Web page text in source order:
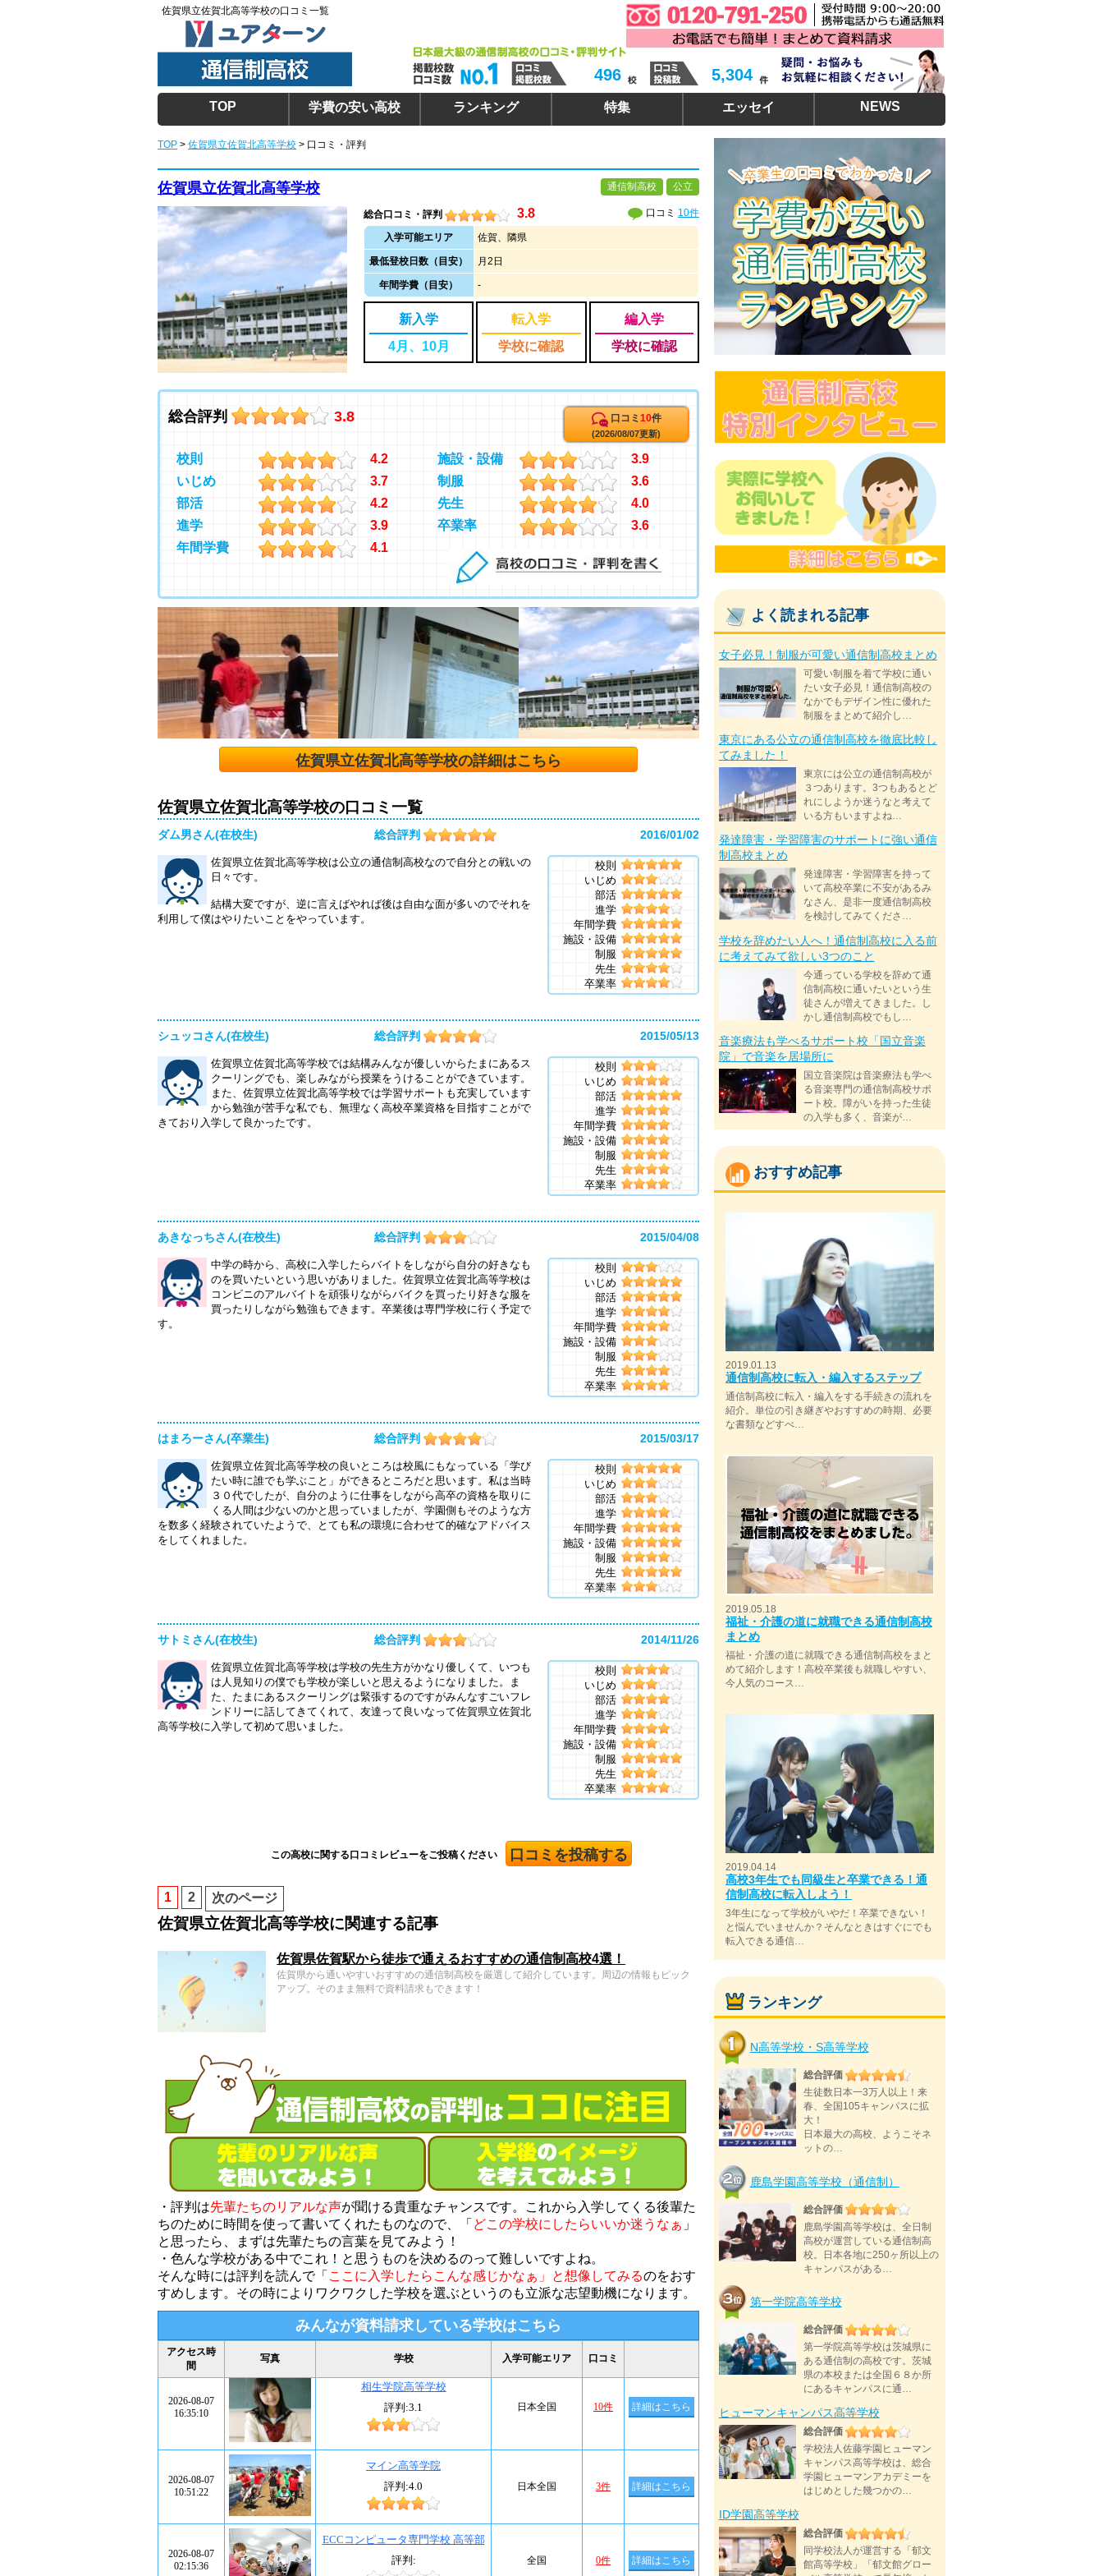
佐賀県立佐賀北高等学校の口コミ一覧
5,304
496
TOP 学費の安い高校 ランキング 特集 エッセイ NEWS
TOP > 佐賀県立佐賀北高等学校 > 口コミ・評判
佐賀県立佐賀北高等学校 通信制高校 公立
総合口コミ・評判 3.8 口コミ 10件
入学可能エリア 佐賀、隣県
最低登校日数（目安） 月2日
年間学費（目安） -
新入学
4月、10月
転入学
学校に確認
編入学
学校に確認
総合評判 3.8 口コミ 10件
(2026/08/07更新)
校則
4.2
いじめ
3.7
部活
4.2
進学
3.9
年間学費
4.1
施設・設備
3.9
制服
3.6
先生
4.0
卒業率
3.6
佐賀県立佐賀北高等学校の詳細はこちら
佐賀県立佐賀北高等学校の口コミ一覧
ダム男さん(在校生) 総合評判 2016/01/02
佐賀県立佐賀北高等学校は公立の通信制高校なので自分との戦いの
日々です。
結構大変ですが、逆に言えばやれば後は自由な面が多いのでそれを
利用して僕はやりたいことをやっています。
校則
いじめ
部活
進学
年間学費
施設・設備
制服
先生
卒業率
シュッコさん(在校生) 総合評判 2015/05/13
佐賀県立佐賀北高等学校では結構みんなが優しいからたまにあるス
クーリングでも、楽しみながら授業をうけることができています。
また、佐賀県立佐賀北高等学校では学習サポートも充実しています
から勉強が苦手な私でも、無理なく高校卒業資格を目指すことがで
きており入学して良かったです。
校則
いじめ
部活
進学
年間学費
施設・設備
制服
先生
卒業率
あきなっちさん(在校生) 総合評判 2015/04/08
中学の時から、高校に入学したらバイトをしながら自分の好きなも
のを買いたいという思いがありました。佐賀県立佐賀北高等学校は
コンビニのアルバイトを頑張りながらバイクを買ったり好きな服を
買ったりしながら勉強もできます。卒業後は専門学校に行く予定で
す。
校則
いじめ
部活
進学
年間学費
施設・設備
制服
先生
卒業率
はまろーさん(卒業生) 総合評判 2015/03/17
佐賀県立佐賀北高等学校の良いところは校風にもなっている「学び
たい時に誰でも学ぶこと」ができるところだと思います。私は当時
３０代でしたが、自分のように仕事をしながら高卒の資格を取りに
くる人間は少ないのかと思っていましたが、学園側もそのような方
を数多く経験されていたようで、とても私の環境に合わせて的確なアドバイス
をしてくれました。
校則
いじめ
部活
進学
年間学費
施設・設備
制服
先生
卒業率
サトミさん(在校生) 総合評判 2014/11/26
佐賀県立佐賀北高等学校は学校の先生方がかなり優しくて、いつも
は人見知りの僕でも学校が楽しいと思えるようになりました。ま
た、たまにあるスクーリングは緊張するのですがみんなすごいフレ
ンドリーに話してきてくれて、友達って良いなって佐賀県立佐賀北
高等学校に入学して初めて思いました。
校則
いじめ
部活
進学
年間学費
施設・設備
制服
先生
卒業率
この高校に関する口コミレビューをご投稿ください 口コミを投稿する
1 2 次のページ
佐賀県立佐賀北高等学校に関連する記事
佐賀県佐賀駅から徒歩で通えるおすすめの通信制高校4選！
佐賀県から通いやすいおすすめの通信制高校を厳選して紹介しています。周辺の情報もピック
アップ。そのまま無料で資料請求もできます！
・評判は先輩たちのリアルな声が聞ける貴重なチャンスです。これから入学してくる後輩た
ちのために時間を使って書いてくれたものなので、「 どこの学校にしたらいいか迷うなぁ 」
と思ったら、まずは先輩たちの言葉を見てみよう！
・色んな学校がある中でこれ！と思うものを決めるのって難しいですよね。
そんな時には評判を読んで「 ここに入学したらこんな感じかなぁ」と想像してみるのをおす
すめします。その時によりワクワクした学校を選ぶというのも立派な志望動機になります。
みんなが資料請求している学校はこちら
よく読まれる記事
女子必見！制服が可愛い通信制高校まとめ
可愛い制服を着て学校に通い
たい女子必見！通信制高校の
なかでもデザイン性に優れた
制服をまとめて紹介し…
東京にある公立の通信制高校を徹底比較し
てみました！
東京には公立の通信制高校が
３つあります。3つもあるとど
れにしようか迷うなと考えて
いる方もいますよね…
発達障害・学習障害のサポートに強い通信
制高校まとめ
発達障害・学習障害を持って
いて高校卒業に不安があるみ
なさん、是非一度通信制高校
を検討してみてくださ…
学校を辞めたい人へ！通信制高校に入る前
に考えてみて欲しい3つのこと
今通っている学校を辞めて通
信制高校に通いたいという生
徒さんが増えてきました。し
かし通信制高校でもし…
音楽療法も学べるサポート校「国立音楽
院」で音楽を居場所に
国立音楽院は音楽療法も学べ
る音楽専門の通信制高校サポ
ート校。障がいを持った生徒
の入学も多く、音楽が…
おすすめ記事
2019.01.13
通信制高校に転入・編入するステップ
通信制高校に転入・編入をする手続きの流れを
紹介。単位の引き継ぎやおすすめの時期、必要
な書類などすべ…
2019.05.18
福祉・介護の道に就職できる通信制高校
まとめ
福祉・介護の道に就職できる通信制高校をまと
めて紹介します！高校卒業後も就職しやすい、
今人気のコース…
2019.04.14
高校3年生でも同級生と卒業できる！通
信制高校に転入しよう！
3年生になって学校がいやだ！卒業できない！
と悩んでいませんか？そんなときはすぐにでも
転入できる通信…
ランキング
N高等学校・S高等学校
総合評価
生徒数日本一3万人以上！来
春、全国105キャンパスに拡
大！
日本最大の高校、ようこそネ
ットの…
鹿島学園高等学校（通信制）
総合評価
鹿島学園高等学校は、全日制
高校が運営している通信制高
校。日本各地に250ヶ所以上の
キャンパスがある…
第一学院高等学校
総合評価
第一学院高等学校は茨城県に
ある通信制の高校です。茨城
県の本校または全国６８か所
にあるキャンパスに通…
ヒューマンキャンパス高等学校
総合評価
学校法人佐藤学園ヒューマン
キャンパス高等学校は、総合
学園ヒューマンアカデミーを
はじめとした幾つかの…
ID学園高等学校
総合評価
同学校法人が運営する「郁文
館高等学校」「郁文館グロー